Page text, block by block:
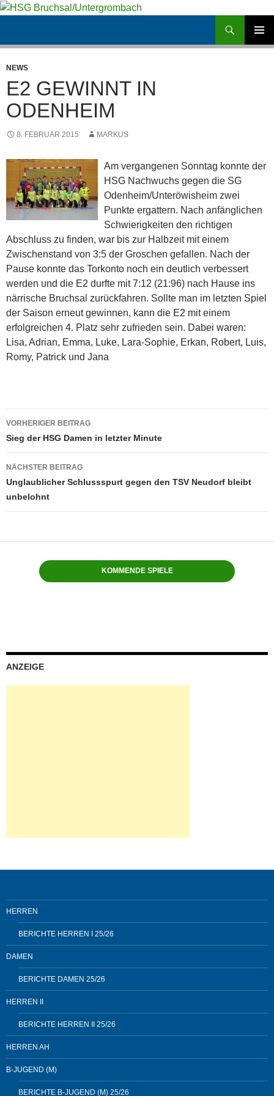
Zum
NEWS
E2 GEWINNT IN
ODENHEIM
8. FEBRUAR 2015 MARKUS
Am vergangenen Sonntag konnte der
HSG Nachwuchs gegen die SG
Odenheim/Unteröwisheim zwei
Punkte ergattern. Nach anfänglichen
Schwierigkeiten den richtigen
Abschluss zu finden, war bis zur Halbzeit mit einem
Zwischenstand von 3:5 der Groschen gefallen. Nach der
Pause konnte das Torkonto noch ein deutlich verbessert
werden und die E2 durfte mit 7:12 (21:96) nach Hause ins
närrische Bruchsal zurückfahren. Sollte man im letzten Spiel
der Saison erneut gewinnen, kann die E2 mit einem
erfolgreichen 4. Platz sehr zufrieden sein. Dabei waren:
Lisa, Adrian, Emma, Luke, Lara-Sophie, Erkan, Robert, Luis,
Romy, Patrick und Jana
Beitragsnavigation
VORHERIGER BEITRAG
Sieg der HSG Damen in letzter Minute
NÄCHSTER BEITRAG
Unglaublicher Schlussspurt gegen den TSV Neudorf bleibt
unbelohnt
KOMMENDE SPIELE
ANZEIGE
HERREN
BERICHTE HERREN I 25/26
DAMEN
BERICHTE DAMEN 25/26
HERREN II
BERICHTE HERREN II 25/26
HERREN AH
B-JUGEND (M)
BERICHTE B-JUGEND (M) 25/26